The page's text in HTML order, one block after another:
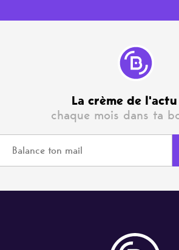
La crème de
chaque mois dans ta